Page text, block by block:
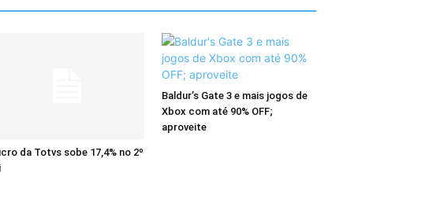
da Totvs sobe 17,4% no 2º
Baldur’s Gate 3 e mais jogos de
Xbox com até 90% OFF;
aproveite